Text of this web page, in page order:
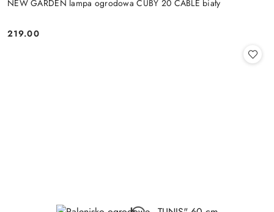
NEW GARDEN lampa ogrodowa CUBY 20 CABLE biały
Cena:
219.00